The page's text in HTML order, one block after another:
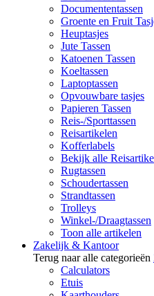
Documententassen
Groente en Fruit
Heuptasjes
Jute Tassen
Katoenen Tassen
Koeltassen
Laptoptassen
Opvouwbare tasjes
Papieren Tassen
Reis-/Sporttassen
Reisartikelen
Kofferlabels
Bekijk alle
Rugtassen
Schoudertassen
Strandtassen
Trolleys
Winkel-/Draagtassen
Toon alle artikelen
Zakelijk & Kantoor
Terug naar alle categorieën
Calculators
Etuis